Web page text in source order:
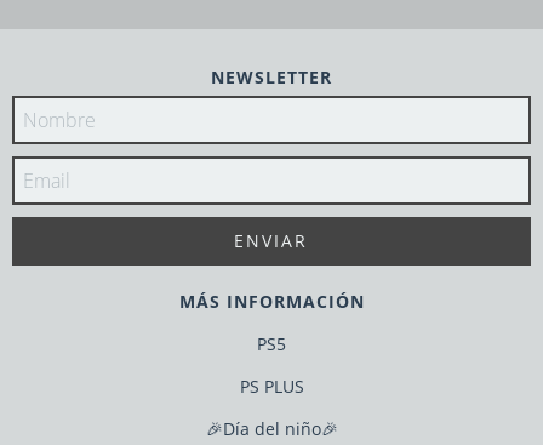
NEWSLETTER
MÁS INFORMACIÓN
PS5
PS PLUS
🎉Día del niño🎉